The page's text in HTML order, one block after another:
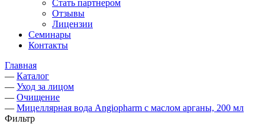
Стать партнером
Отзывы
Лицензии
Семинары
Контакты
Главная
— Каталог
— Уход за лицом
— Очищение
— Мицеллярная вода Angiopharm с маслом арганы, 200 мл
Фильтр